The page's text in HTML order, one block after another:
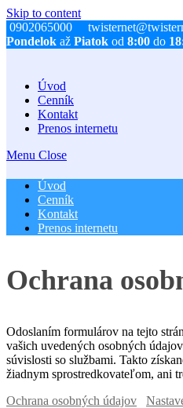
Skip to content
0902065000
Pondelok až Piatok od 8:00 do
Úvod
Cenník
Kontakt
Prenos internetu
Menu Close
Úvod
Cenník
Kontakt
Prenos internetu
Ochrana
Odoslaním formulárov na tejto
vašich uvedených osobných
súvislosti so službami. Takto
žiadnym sprostredkovateľom, ani
Ochrana osobných údajov